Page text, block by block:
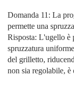
Domanda 11: La
permette una
Risposta: L'ugello è
spruzzatura
del grilletto,
non sia regolabile, è